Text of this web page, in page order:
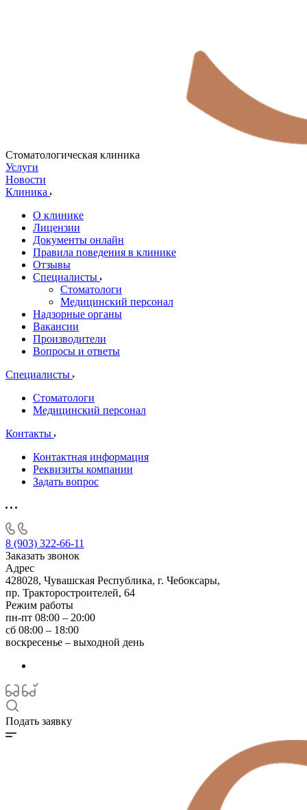
Стоматологическая клиника
Услуги
Новости
Клиника
О клинике
Лицензии
Документы онлайн
Правила поведения в клинике
Отзывы
Специалисты
Стоматологи
Медицинский персонал
Надзорные органы
Вакансии
Производители
Вопросы и ответы
Специалисты
Стоматологи
Медицинский персонал
Контакты
Контактная информация
Реквизиты компании
Задать вопрос
8 (903) 322-66-11
Заказать звонок
Адрес
428028, Чувашская Республика, г. Чебоксары,
пр. Тракторостроителей, 64
Режим работы
пн-пт 08:00 – 20:00
сб 08:00 – 18:00
воскресенье – выходной день
Подать заявку